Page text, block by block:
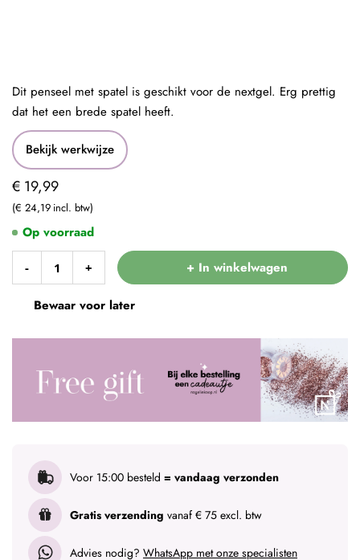
Bekijk werkwijze
€ 19,99
€ 24,19
- + + In winkelwagen
Bewaar voor later
Voor 15:00 besteld = vandaag verzonden
Gratis verzending vanaf € 75 excl. btw
Advies nodig? WhatsApp met onze specialisten
Op voorraad
Dit penseel met spatel is geschikt voor de nextgel. Erg prettig
dat het een brede spatel heeft.